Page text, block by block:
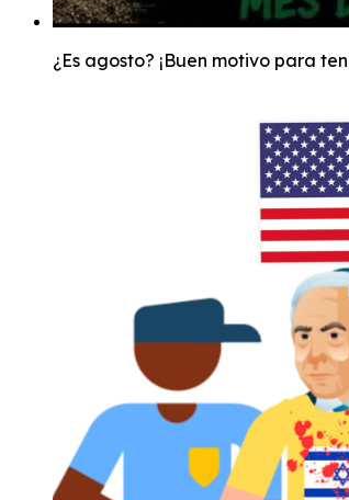
¿Es agosto? ¡Buen motivo para